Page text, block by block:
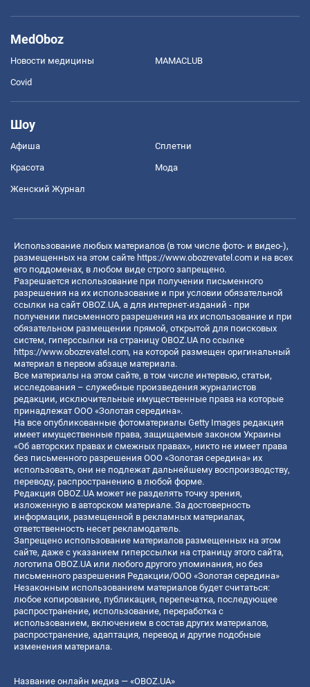
MedOboz
Новости медицины MAMACLUB
Covid
Шоу
Афиша Сплетни
Красота Мода
Женский Журнал
Использование любых материалов (в том числе фото- и видео-),
размещенных на этом сайте https://www.obozrevatel.com и на всех
его поддоменах, в любом виде строго запрещено.
Разрешается использование при получении письменного
разрешения на их использование и при условии обязательной
ссылки на сайт OBOZ.UA, а для интернет-изданий - при
получении письменного разрешения на их использование и при
обязательном размещении прямой, открытой для поисковых
систем, гиперссылки на страницу OBOZ.UA по ссылке
https://www.obozrevatel.com, на которой размещен оригинальный
материал в первом абзаце материала.
Все материалы на этом сайте, в том числе интервью, статьи,
исследования – служебные произведения журналистов
редакции, исключительные имущественные права на которые
принадлежат ООО «Золотая середина».
На все опубликованные фотоматериалы Getty Images редакция
имеет имущественные права, защищаемые законом Украины
«Об авторских правах и смежных правах», никто не имеет права
без письменного разрешения ООО «Золотая середина» их
использовать, они не подлежат дальнейшему воспроизводству,
переводу, распространению в любой форме.
Редакция OBOZ.UA может не разделять точку зрения,
изложенную в авторском материале. За достоверность
информации, размещенной в рекламных материалах,
ответственность несет рекламодатель.
Запрещено использование материалов размещенных на этом
сайте, даже с указанием гиперссылки на страницу этого сайта,
логотипа OBOZ.UA или любого другого упоминания, но без
письменного разрешения Редакции/ООО «Золотая середина»
Незаконным использованием материалов будет считаться:
любое копирование, публикация, перепечатка, последующее
распространение, использование, переработка с
использованием, включением в состав других материалов,
распространение, адаптация, перевод и другие подобные
изменения материала.
Название онлайн медиа — «OBOZ.UA»